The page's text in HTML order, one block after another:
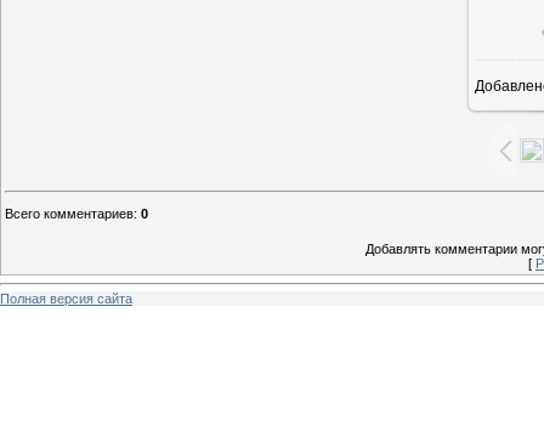
Всего комментариев: 0
Добавлять комментарии
[
Полная версия сайта